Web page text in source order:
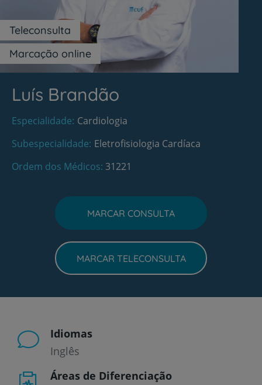
Marcação online
Teleconsulta
Luís Brandão
Especialidade Cardiologia
Subespecialidade Eletrofisiologia Cardíaca
Ordem dos Médicos 31221
MARCAR CONSULTA
MARCAR TELECONSULTA
Idiomas
Inglês
Áreas de Diferenciação